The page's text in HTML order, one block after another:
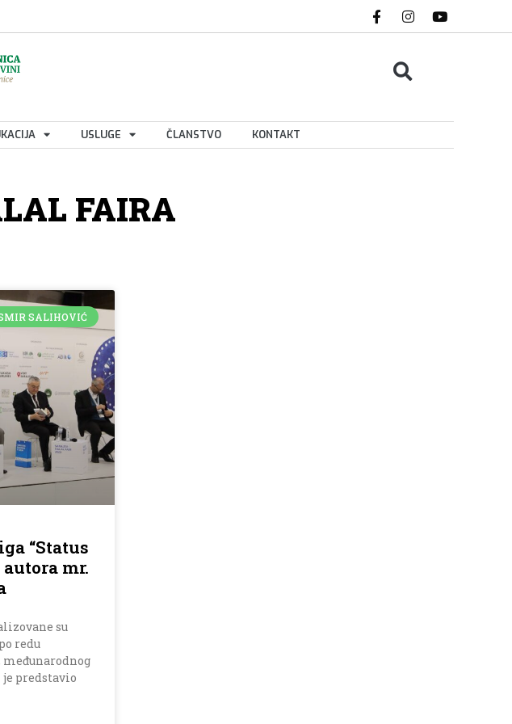
USLUGE ČLANSTVO KONTAKT
FAIRA
SALIHOVIĆ
“Status
mr.
su
redu
međunarodnog
predstavio